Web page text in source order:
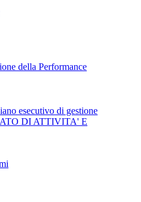
della Performance
esecutivo di gestione
DI ATTIVITA' E